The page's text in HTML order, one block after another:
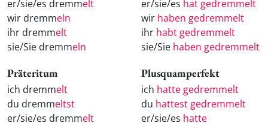
er/sie/es dremmelt
wir dremmeln
ihr dremmelt
sie/Sie dremmeln
er/sie/es hat gedremmelt
wir haben gedremmelt
ihr habt gedremmelt
sie/Sie haben gedremmelt
Präteritum
ich dremmelt
du dremmeltst
er/sie/es dremmelt
Plusquamperfekt
ich hatte gedremmelt
du hattest gedremmelt
er/sie/es hatte